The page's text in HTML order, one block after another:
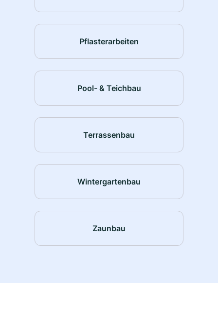
Pflasterarbeiten
Pool- & Teichbau
Terrassenbau
Wintergartenbau
Zaunbau